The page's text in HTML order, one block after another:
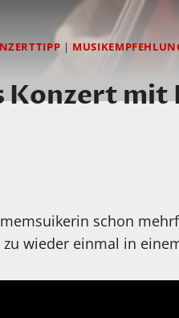
|
Konzert mit
schon
wieder einmal in